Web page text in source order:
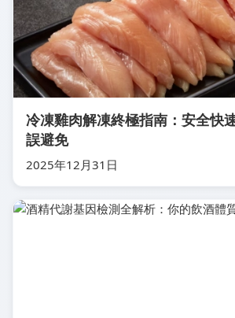
冷凍雞肉解凍終極指南：安全快
誤避免
2025年12月31日